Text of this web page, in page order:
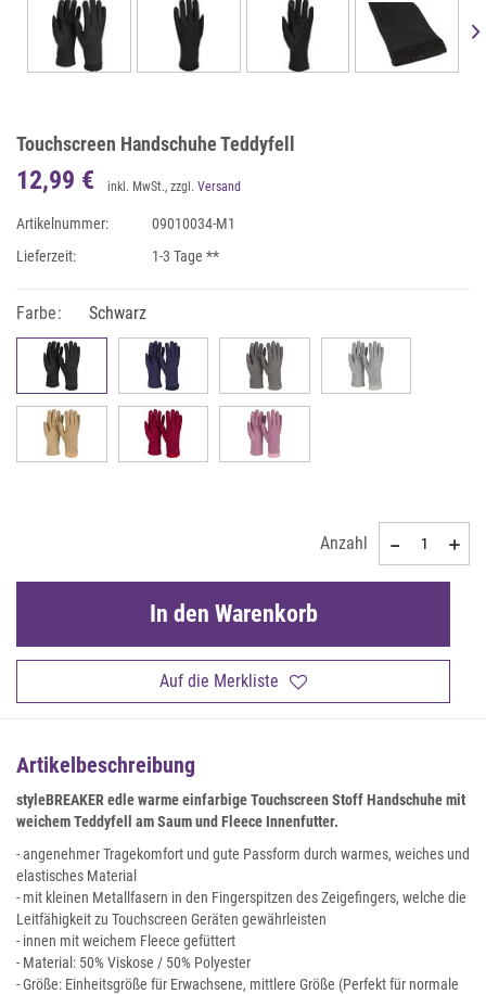
Touchscreen Handschuhe Teddyfell
12,99 € inkl. MwSt., zzgl. Versand
Artikelnummer:
09010034-M1
Lieferzeit:
1-3 Tage **
Farbe: Schwarz
Anzahl
Auf die Merkliste
In den Warenkorb
Artikelbeschreibung
styleBREAKER edle warme einfarbige Touchscreen Stoff Handschuhe mit
weichem Teddyfell am Saum und Fleece Innenfutter.
- angenehmer Tragekomfort und gute Passform durch warmes, weiches und
elastisches Material
- mit kleinen Metallfasern in den Fingerspitzen des Zeigefingers, welche die
Leitfähigkeit zu Touchscreen Geräten gewährleisten
- innen mit weichem Fleece gefüttert
- Material: 50% Viskose / 50% Polyester
- Größe: Einheitsgröße für Erwachsene, mittlere Größe (Perfekt für normale